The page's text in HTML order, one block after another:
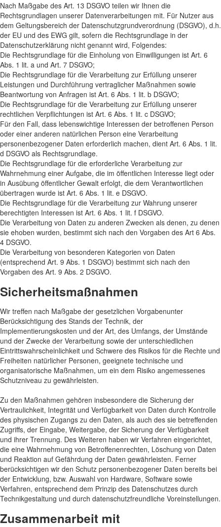
Nach Maßgabe des Art. 13 DSGVO teilen wir Ihnen die
Rechtsgrundlagen unserer Datenverarbeitungen mit. Für Nutzer aus
dem Geltungsbereich der Datenschutzgrundverordnung (DSGVO), d.h.
der EU und des EWG gilt, sofern die Rechtsgrundlage in der
Datenschutzerklärung nicht genannt wird, Folgendes:
Die Rechtsgrundlage für die Einholung von Einwilligungen ist Art. 6
Abs. 1 lit. a und Art. 7 DSGVO;
Die Rechtsgrundlage für die Verarbeitung zur Erfüllung unserer
Leistungen und Durchführung vertraglicher Maßnahmen sowie
Beantwortung von Anfragen ist Art. 6 Abs. 1 lit. b DSGVO;
Die Rechtsgrundlage für die Verarbeitung zur Erfüllung unserer
rechtlichen Verpflichtungen ist Art. 6 Abs. 1 lit. c DSGVO;
Für den Fall, dass lebenswichtige Interessen der betroffenen Person
oder einer anderen natürlichen Person eine Verarbeitung
personenbezogener Daten erforderlich machen, dient Art. 6 Abs. 1 lit.
d DSGVO als Rechtsgrundlage.
Die Rechtsgrundlage für die erforderliche Verarbeitung zur
Wahrnehmung einer Aufgabe, die im öffentlichen Interesse liegt oder
in Ausübung öffentlicher Gewalt erfolgt, die dem Verantwortlichen
übertragen wurde ist Art. 6 Abs. 1 lit. e DSGVO.
Die Rechtsgrundlage für die Verarbeitung zur Wahrung unserer
berechtigten Interessen ist Art. 6 Abs. 1 lit. f DSGVO.
Die Verarbeitung von Daten zu anderen Zwecken als denen, zu denen
sie ehoben wurden, bestimmt sich nach den Vorgaben des Art 6 Abs.
4 DSGVO.
Die Verarbeitung von besonderen Kategorien von Daten
(entsprechend Art. 9 Abs. 1 DSGVO) bestimmt sich nach den
Vorgaben des Art. 9 Abs. 2 DSGVO.
Sicherheitsmaßnahmen
Wir treffen nach Maßgabe der gesetzlichen Vorgabenunter
Berücksichtigung des Stands der Technik, der
Implementierungskosten und der Art, des Umfangs, der Umstände
und der Zwecke der Verarbeitung sowie der unterschiedlichen
Eintrittswahrscheinlichkeit und Schwere des Risikos für die Rechte und
Freiheiten natürlicher Personen, geeignete technische und
organisatorische Maßnahmen, um ein dem Risiko angemessenes
Schutzniveau zu gewährleisten.
Zu den Maßnahmen gehören insbesondere die Sicherung der
Vertraulichkeit, Integrität und Verfügbarkeit von Daten durch Kontrolle
des physischen Zugangs zu den Daten, als auch des sie betreffenden
Zugriffs, der Eingabe, Weitergabe, der Sicherung der Verfügbarkeit
und ihrer Trennung. Des Weiteren haben wir Verfahren eingerichtet,
die eine Wahrnehmung von Betroffenenrechten, Löschung von Daten
und Reaktion auf Gefährdung der Daten gewährleisten. Ferner
berücksichtigen wir den Schutz personenbezogener Daten bereits bei
der Entwicklung, bzw. Auswahl von Hardware, Software sowie
Verfahren, entsprechend dem Prinzip des Datenschutzes durch
Technikgestaltung und durch datenschutzfreundliche Voreinstellungen.
Zusammenarbeit mit